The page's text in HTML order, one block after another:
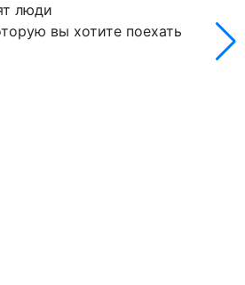
люди
вы хотите поехать